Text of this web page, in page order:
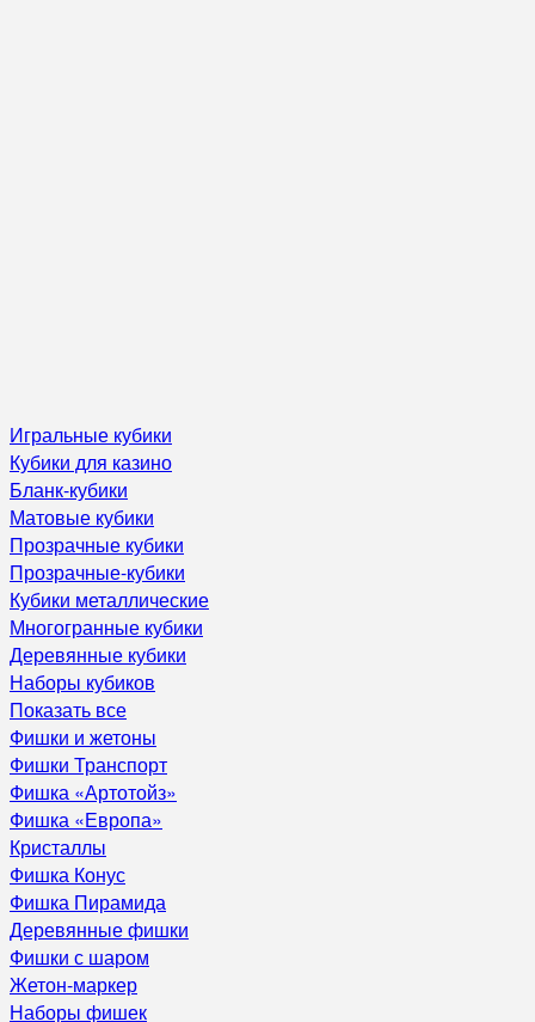
Игральные кубики
Кубики для казино
Бланк-кубики
Матовые кубики
Прозрачные кубики
Прозрачные-кубики
Кубики металлические
Многогранные кубики
Деревянные кубики
Наборы кубиков
Показать все
Фишки и жетоны
Фишки Транспорт
Фишка «Артотойз»
Фишка «Европа»
Кристаллы
Фишка Конус
Фишка Пирамида
Деревянные фишки
Фишки с шаром
Жетон-маркер
Наборы фишек